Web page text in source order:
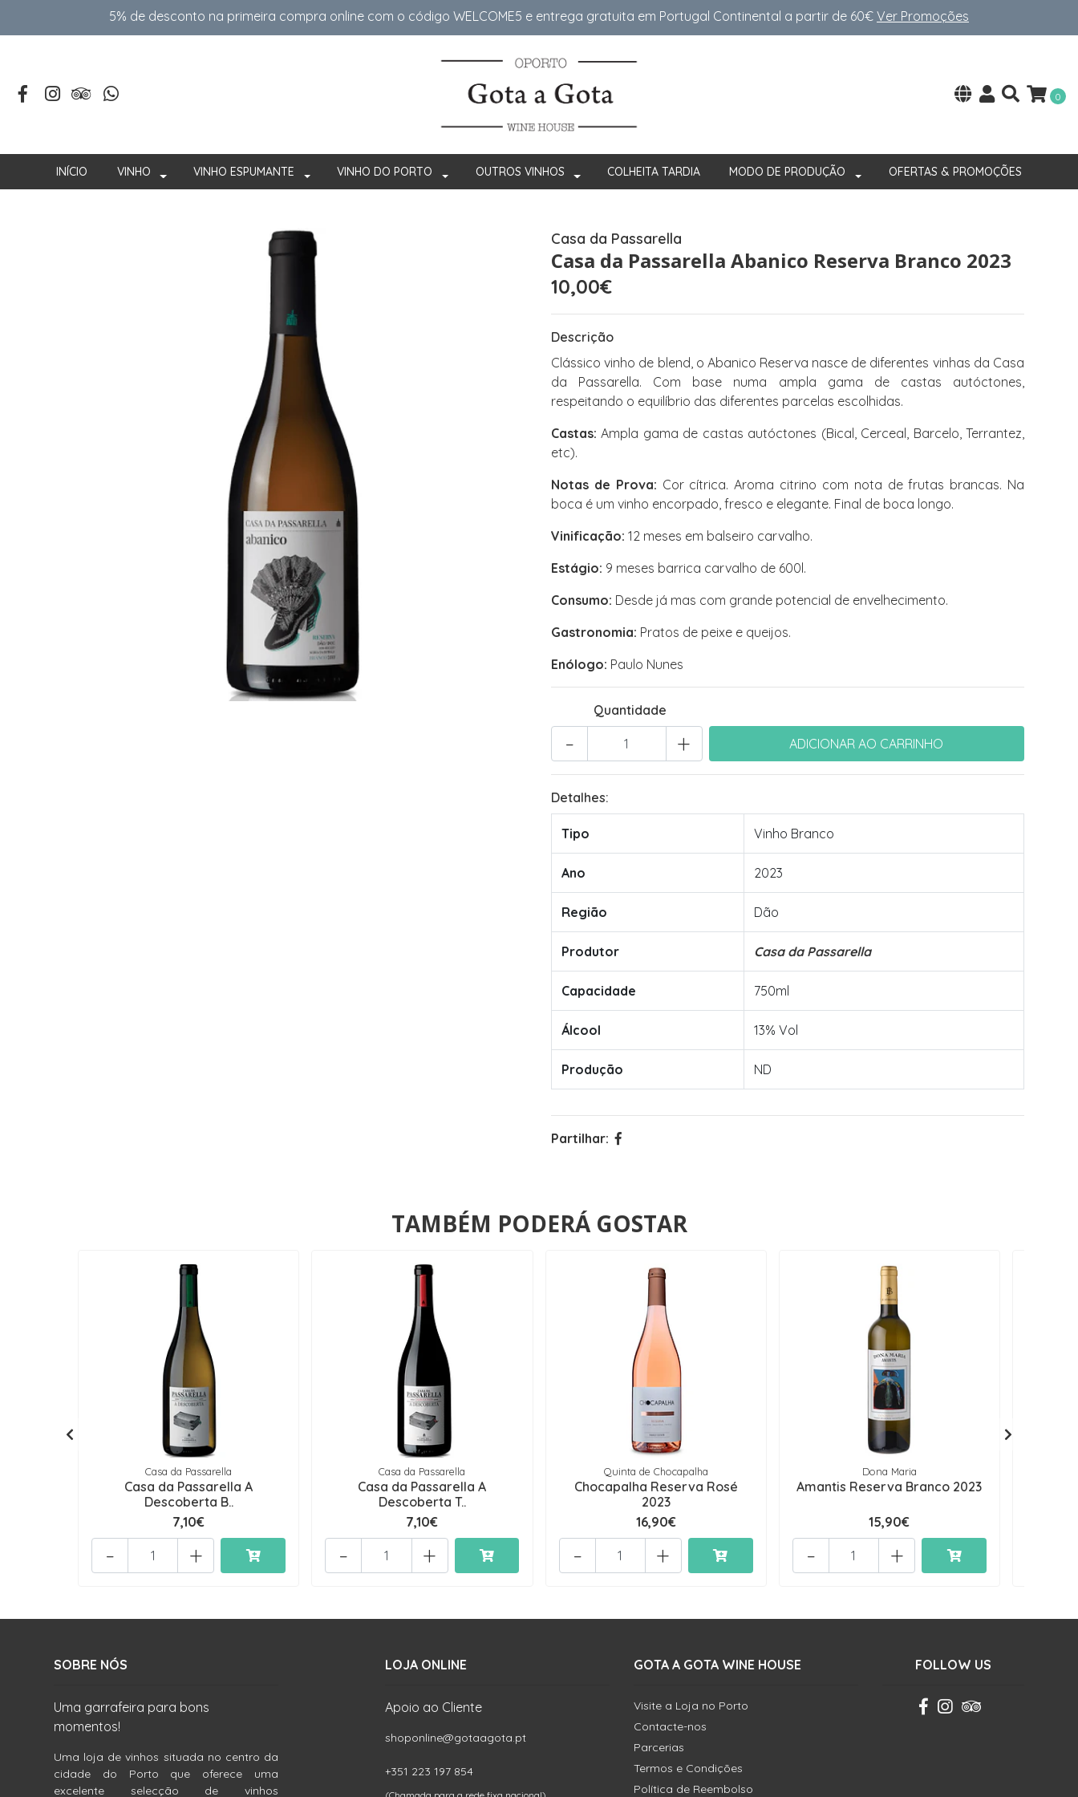
5% de desconto na primeira compra online com o código WELCOME5 e entrega gratuita em Portugal Continental a partir de 60€ Ver Promoções
0
INÍCIO VINHO VINHO ESPUMANTE VINHO DO PORTO OUTROS VINHOS COLHEITA TARDIA MODO DE PRODUÇÃO OFERTAS & PROMOÇÕES
Casa da Passarella
Casa da Passarella Abanico Reserva Branco 2023
10,00€
Descrição
Clássico vinho de blend, o Abanico Reserva nasce de diferentes vinhas da Casa
da Passarella. Com base numa ampla gama de castas autóctones,
respeitando o equilíbrio das diferentes parcelas escolhidas.
Castas: Ampla gama de castas autóctones (Bical, Cerceal, Barcelo, Terrantez,
etc).
Notas de Prova: Cor cítrica. Aroma citrino com nota de frutas brancas. Na
boca é um vinho encorpado, fresco e elegante. Final de boca longo.
Vinificação: 12 meses em balseiro carvalho.
Estágio: 9 meses barrica carvalho de 600l.
Consumo: Desde já mas com grande potencial de envelhecimento.
Gastronomia: Pratos de peixe e queijos.
Enólogo: Paulo Nunes
Quantidade
+
-
Detalhes:
Tipo Vinho Branco
Ano 2023
Região Dão
Produtor Casa da Passarella
Capacidade 750ml
Álcool 13% Vol
Produção ND
Partilhar:
TAMBÉM PODERÁ GOSTAR
Casa da Passarella
Casa da Passarella A
Descoberta B..
7,10€
+
-
Casa da Passarella
Casa da Passarella A
Descoberta T..
7,10€
+
-
Quinta de Chocapalha
Chocapalha Reserva Rosé
2023
16,90€
+
-
Dona Maria
Amantis Reserva Branco 2023
15,90€
+
-
SOBRE NÓS
Uma garrafeira para bons
momentos!
Uma loja de vinhos situada no centro da
cidade do Porto que oferece uma
excelente selecção de vinhos
LOJA ONLINE
Apoio ao Cliente
shoponline@gotaagota.pt
+351 223 197 854
GOTA A GOTA WINE HOUSE
Visite a Loja no Porto
Contacte-nos
Parcerias
Termos e Condições
Política de Reembolso
FOLLOW US